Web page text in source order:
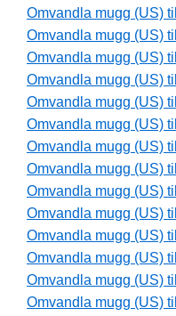
Omvandla mugg (US)
Omvandla mugg (US)
Omvandla mugg (US)
Omvandla mugg (US)
Omvandla mugg (US)
Omvandla mugg (US)
Omvandla mugg (US)
Omvandla mugg (US)
Omvandla mugg (US)
Omvandla mugg (US)
Omvandla mugg (US)
Omvandla mugg (US)
Omvandla mugg (US)
Omvandla mugg (US)